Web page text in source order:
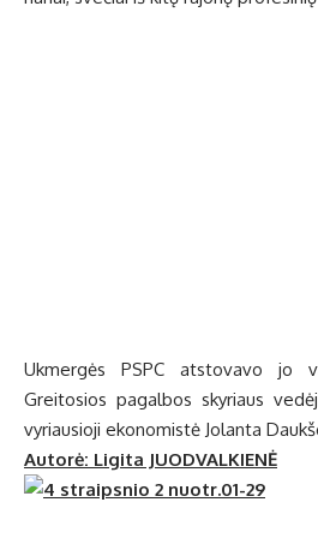
Ukmergės PSPC atstovavo jo
Greitosios pagalbos skyriaus
vyriausioji ekonomistė Jolanta
Autorė: Ligita JUODVALKIENĖ